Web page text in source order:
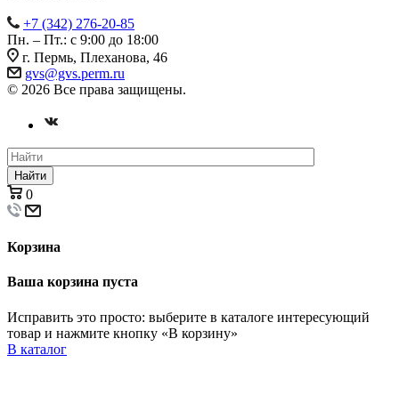
+7 (342) 276-20-85
Пн. – Пт.: с 9:00 до 18:00
г. Пермь, Плеханова, 46
gvs@gvs.perm.ru
© 2026 Все права защищены.
Найти
0
Корзина
Ваша корзина пуста
Исправить это просто: выберите в каталоге интересующий
товар и нажмите кнопку «В корзину»
В каталог